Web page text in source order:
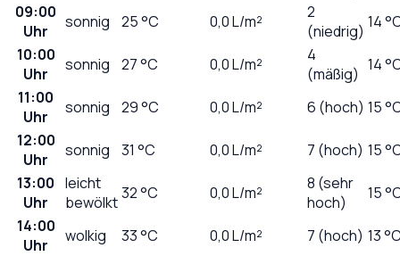
09:00
Uhr
sonnig 25°C 0,0L/m²
2
(niedrig) 14
10:00
Uhr
sonnig 27°C 0,0L/m²
4
(mäßig) 14
11:00
Uhr
sonnig 29°C 0,0L/m² 6 (hoch) 15
12:00
Uhr
sonnig 31 °C 0,0L/m² 7 (hoch) 15
13:00
Uhr
leicht
bewölkt32°C 0,0L/m²
8 (sehr
hoch)
15
14:00
Uhr
wolkig 33°C 0,0L/m² 7 (hoch) 13